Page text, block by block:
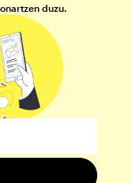
onartzen duzu.